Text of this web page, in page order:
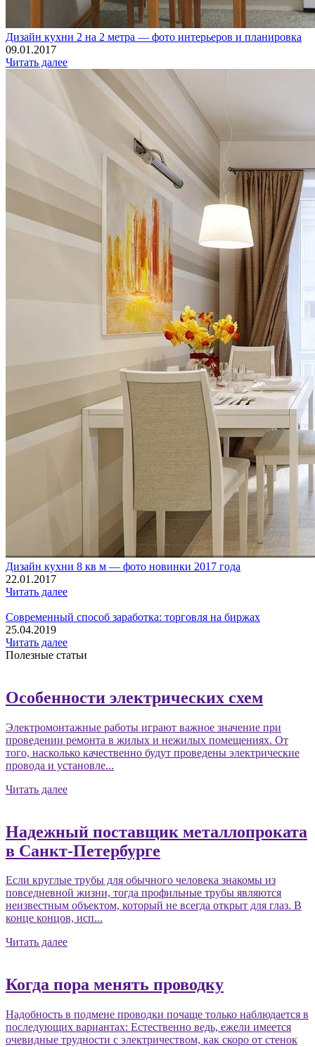
Дизайн кухни 2 на 2 метра — фото интерьеров и планировка
09.01.2017
Читать далее
Дизайн кухни 8 кв м — фото новинки 2017 года
22.01.2017
Читать далее
Современный способ заработка: торговля на биржах
25.04.2019
Читать далее
Полезные статьи
Особенности электрических схем
Электромонтажные работы играют важное значение при
проведении ремонта в жилых и нежилых помещениях. От
того, насколько качественно будут проведены электрические
провода и установле...
Читать далее
Надежный поставщик металлопроката
в Санкт-Петербурге
Если круглые трубы для обычного человека знакомы из
повседневной жизни, тогда профильные трубы являются
неизвестным объектом, который не всегда открыт для глаз. В
конце концов, исп...
Читать далее
Когда пора менять проводку
Надобность в подмене проводки почаще только наблюдается в
последующих вариантах: Естественно ведь, ежели имеется
очевидные трудности с электричеством, как скоро от стенок